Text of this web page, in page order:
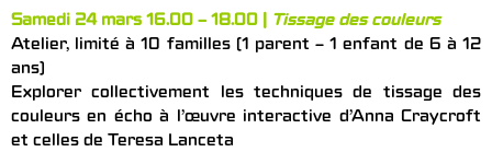
Samedi 24 mars 16.00 – 18.00 |
Tissage des couleurs
Atelier, limité à 10 familles (1 parent – 1 enfant de 6 à 12
ans)
Explorer collectivement les techniques de tissage des
couleurs en écho à l’œuvre interactive d’Anna Craycroft
et celles de Teresa Lanceta